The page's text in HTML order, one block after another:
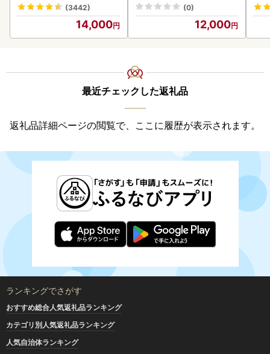
(3442)
14,000
(0)
12,000
最近チェックした返礼品
返礼品詳細ページの閲覧で、ここに履歴が表示されます。
ランキングでさがす
おすすめ総合人気返礼品ランキング
カテゴリ別人気返礼品ランキング
人気自治体ランキング